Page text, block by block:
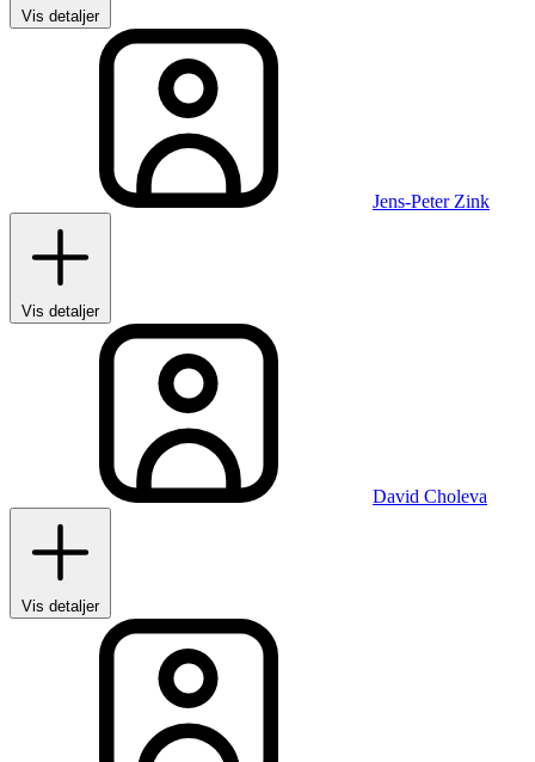
Vis detaljer
Jens-Peter Zink
Vis detaljer
David Choleva
Vis detaljer